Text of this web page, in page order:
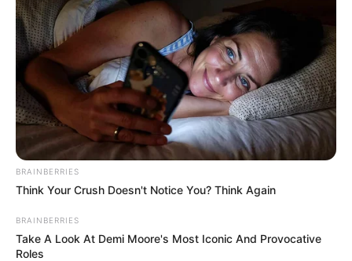
BRAINBERRIES
Think Your Crush Doesn't Notice You? Think Again
BRAINBERRIES
Take A Look At Demi Moore's Most Iconic And Provocative
Roles